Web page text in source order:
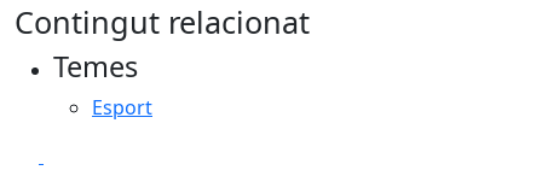
Contingut relacionat
Temes
Esport